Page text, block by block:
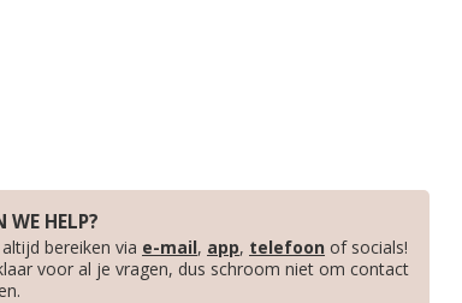
WE HELP?
bereiken via e-mail, app, telefoon of socials!
voor al je vragen, dus schroom niet om contact